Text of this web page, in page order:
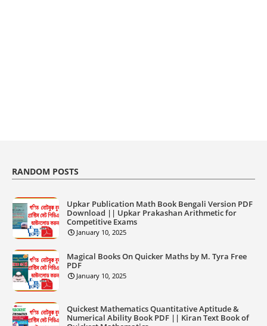
RANDOM POSTS
Upkar Publication Math Book Bengali Version PDF
Download || Upkar Prakashan Arithmetic for
Competitive Exams
January 10, 2025
Magical Books On Quicker Maths by M. Tyra Free
PDF
January 10, 2025
Quickest Mathematics Quantitative Aptitude &
Numerical Ability Book PDF || Kiran Text Book of